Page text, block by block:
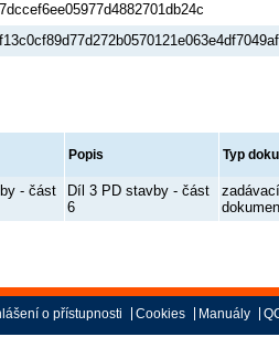
Popis Typ
- část
Díl 3 PD stavby - část
6
zadávací
o přístupnosti Cookies Manuály